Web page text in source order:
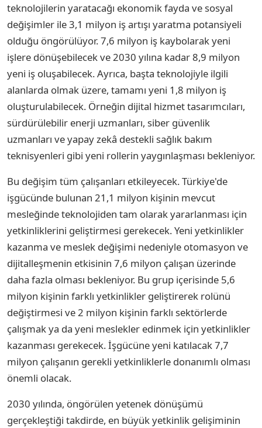
teknolojilerin yaratacağı ekonomik fayda ve sosyal
değişimler ile 3,1 milyon iş artışı yaratma potansiyeli
olduğu öngörülüyor. 7,6 milyon iş kaybolarak yeni
işlere dönüşebilecek ve 2030 yılına kadar 8,9 milyon
yeni iş oluşabilecek. Ayrıca, başta teknolojiyle ilgili
alanlarda olmak üzere, tamamı yeni 1,8 milyon iş
oluşturulabilecek. Örneğin dijital hizmet tasarımcıları,
sürdürülebilir enerji uzmanları, siber güvenlik
uzmanları ve yapay zekâ destekli sağlık bakım
teknisyenleri gibi yeni rollerin yaygınlaşması bekleniyor.
Bu değişim tüm çalışanları etkileyecek. Türkiye'de
işgücünde bulunan 21,1 milyon kişinin mevcut
mesleğinde teknolojiden tam olarak yararlanması için
yetkinliklerini geliştirmesi gerekecek. Yeni yetkinlikler
kazanma ve meslek değişimi nedeniyle otomasyon ve
dijitalleşmenin etkisinin 7,6 milyon çalışan üzerinde
daha fazla olması bekleniyor. Bu grup içerisinde 5,6
milyon kişinin farklı yetkinlikler geliştirerek rolünü
değiştirmesi ve 2 milyon kişinin farklı sektörlerde
çalışmak ya da yeni meslekler edinmek için yetkinlikler
kazanması gerekecek. İşgücüne yeni katılacak 7,7
milyon çalışanın gerekli yetkinliklerle donanımlı olması
önemli olacak.
2030 yılında, öngörülen yetenek dönüşümü
gerçekleştiği takdirde, en büyük yetkinlik gelişiminin